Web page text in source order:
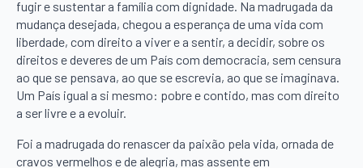
fugir e sustentar a família com dignidade. Na madrugada da
mudança desejada, chegou a esperança de uma vida com
liberdade, com direito a viver e a sentir, a decidir, sobre os
direitos e deveres de um País com democracia, sem censura
ao que se pensava, ao que se escrevia, ao que se imaginava.
Um País igual a si mesmo: pobre e contido, mas com direito
a ser livre e a evoluir.
Foi a madrugada do renascer da paixão pela vida, ornada de
cravos vermelhos e de alegria, mas assente em